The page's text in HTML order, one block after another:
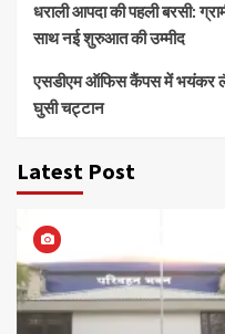
धराली आपदा की पहली बरसी:
साथ नई शुरुआत की उम्मीद
एसडीएम ऑफिस कैंपस में भयंकर
घुसी चट्टान
Latest Post